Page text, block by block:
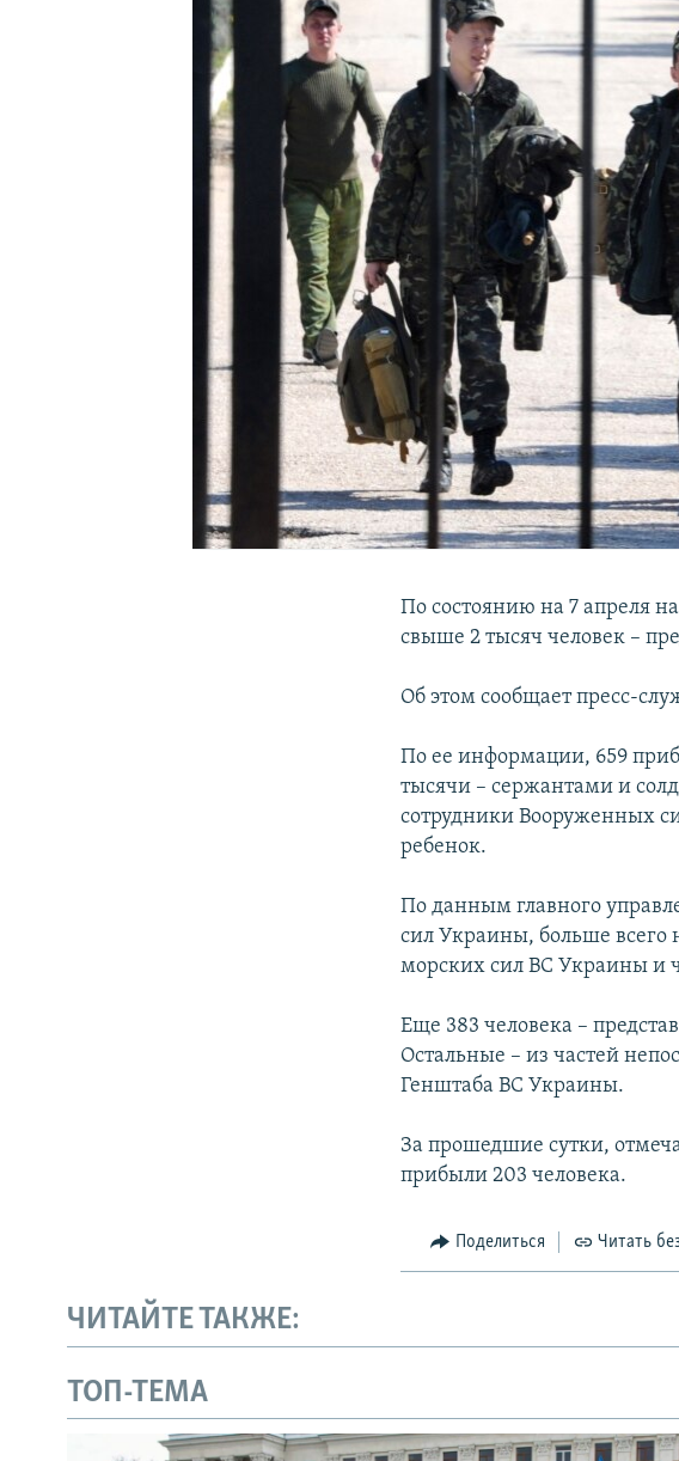
УКРАИНСКАЯ ПРОБЛЕМА КРЫМА
По состоянию на 7 апреля
свыше 2 тысяч человек –
Об этом сообщает пресс-
По ее информации, 659
тысячи – сержантами и
сотрудники Вооруженных
ребенок.
По данным главного
сил Украины, больше всего
морских сил ВС Украины и
Еще 383 человека –
Остальные – из частей
Генштаба ВС Украины.
За прошедшие сутки,
прибыли 203 человека.
Поделиться Читать
ЧИТАЙТЕ ТАКЖЕ:
ТОП-ТЕМА